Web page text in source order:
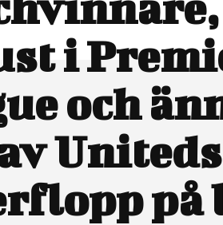
i
och
Uniteds
på